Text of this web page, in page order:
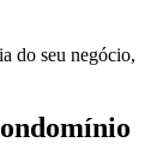
do seu negócio,